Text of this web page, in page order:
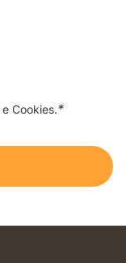
Cookies.*